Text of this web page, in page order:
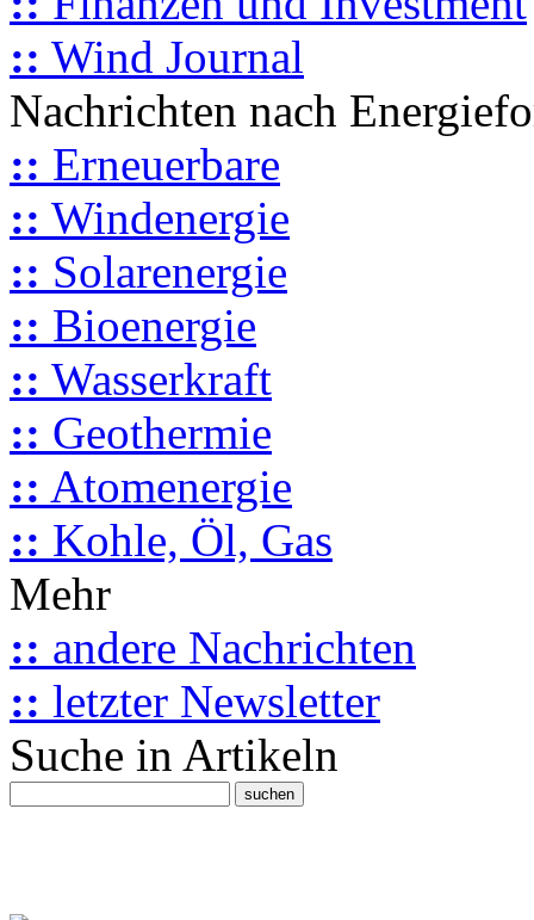
:: Wind Journal
Nachrichten nach
:: Erneuerbare
:: Windenergie
:: Solarenergie
:: Bioenergie
:: Wasserkraft
:: Geothermie
:: Atomenergie
:: Kohle, Öl, Gas
Mehr
:: andere Nachrichten
:: letzter Newsletter
Suche in Artikeln